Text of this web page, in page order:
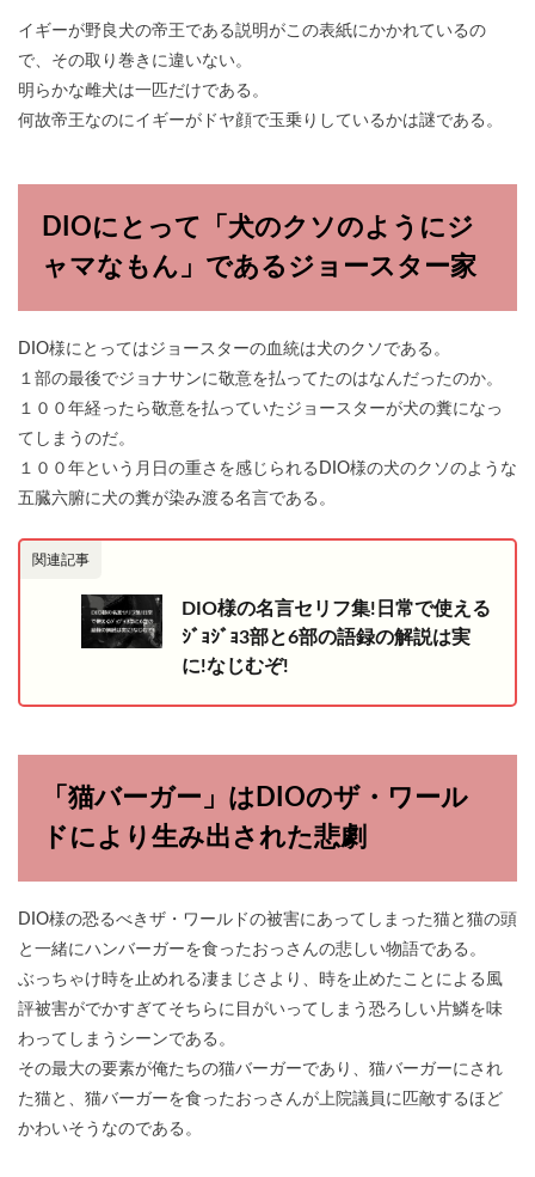
イギーが野良犬の帝王である説明がこの表紙にかかれているの
で、その取り巻きに違いない。
明らかな雌犬は一匹だけである。
何故帝王なのにイギーがドヤ顔で玉乗りしているかは謎である。
DIOにとって「犬のクソのようにジ
ャマなもん」であるジョースター家
DIO様にとってはジョースターの血統は犬のクソである。
１部の最後でジョナサンに敬意を払ってたのはなんだったのか。
１００年経ったら敬意を払っていたジョースターが犬の糞になっ
てしまうのだ。
１００年という月日の重さを感じられるDIO様の犬のクソのような
五臓六腑に犬の糞が染み渡る名言である。
関連記事
DIO様の名言セリフ集!日常で使える
ｼﾞｮｼﾞｮ3部と6部の語録の解説は実
に!なじむぞ!
「猫バーガー」はDIOのザ・ワール
ドにより生み出された悲劇
DIO様の恐るべきザ・ワールドの被害にあってしまった猫と猫の頭
と一緒にハンバーガーを食ったおっさんの悲しい物語である。
ぶっちゃけ時を止めれる凄まじさより、時を止めたことによる風
評被害がでかすぎてそちらに目がいってしまう恐ろしい片鱗を味
わってしまうシーンである。
その最大の要素が俺たちの猫バーガーであり、猫バーガーにされ
た猫と、猫バーガーを食ったおっさんが上院議員に匹敵するほど
かわいそうなのである。